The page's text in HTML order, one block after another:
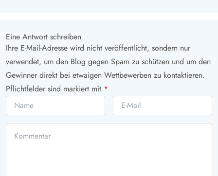
Eine Antwort schreiben
Ihre E-Mail-Adresse wird nicht veröffentlicht, sondern nur
verwendet, um den Blog gegen Spam zu schützen und um den
Gewinner direkt bei etwaigen Wettbewerben zu kontaktieren.
Pflichtfelder sind markiert mit *